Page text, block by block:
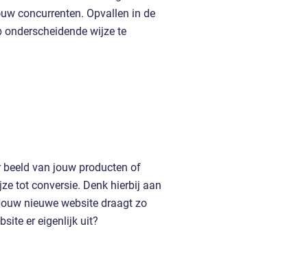
concurrenten. Opvallen in de
wijze te
beeld van jouw producten of
tot conversie. Denk hierbij aan
nieuwe website draagt zo
er eigenlijk uit?